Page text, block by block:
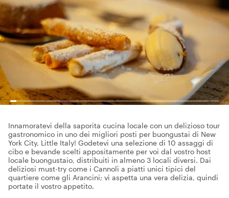
Innamoratevi della saporita cucina locale con un delizioso tour
gastronomico in uno dei migliori posti per buongustai di New
York City, Little Italy! Godetevi una selezione di 10 assaggi di
cibo e bevande scelti appositamente per voi dal vostro host
locale buongustaio, distribuiti in almeno 3 locali diversi. Dai
deliziosi must-try come i Cannoli a piatti unici tipici del
quartiere come gli Arancini; vi aspetta una vera delizia, quindi
portate il vostro appetito.